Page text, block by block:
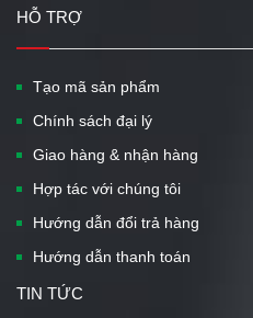
HỖ TRỢ
Tạo mã sản phẩm
Chính sách đại lý
Giao hàng & nhận hàng
Hợp tác với chúng tôi
Hướng dẫn đổi trả hàng
Hướng dẫn thanh toán
TIN TỨC